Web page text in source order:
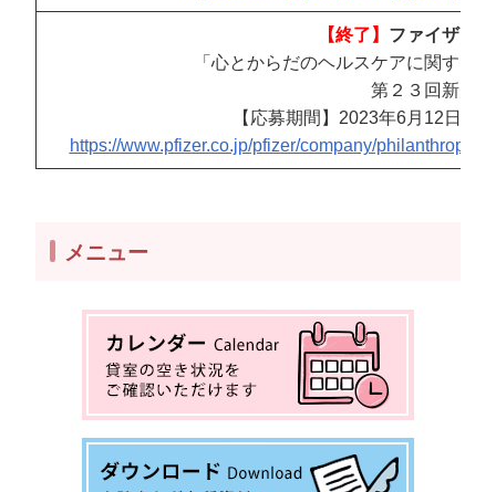
【終了】 ファイザー
「心とからだのヘルスケアに関する
第２３回新規
【応募期間】2023年6月12日（
https://www.pfizer.co.jp/pfizer/company/philanthropy/
メニュー